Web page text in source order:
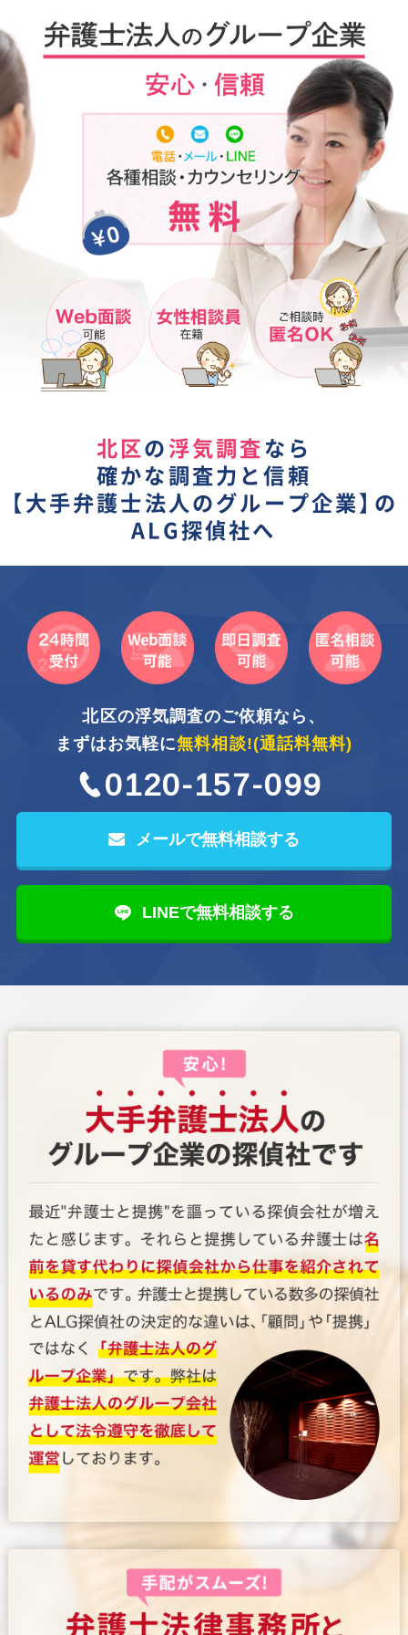
北区 の 浮気調査 なら
確かな調査力と信頼
【 大手弁護士法人のグループ企業】の
ALG探偵社へ
北区の浮気調査のご依頼なら、
まずはお気軽に無料相談!(通話料無料)
0120-157-099
メールで無料相談する
LINEで無料相談する